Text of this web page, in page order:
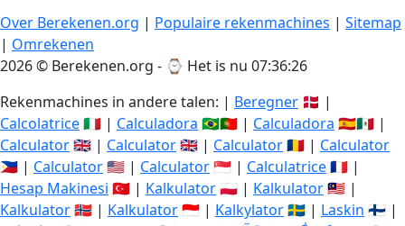
Over Berekenen.org | Populaire rekenmachines | Sitemap
| Omrekenen
2026 © Berekenen.org - ⌚ Het is nu 07:36:27
Rekenmachines in andere talen: | Beregner 🇩🇰 |
Calcolatrice🇮🇹 | Calculadora 🇧🇷🇵🇹 | Calculadora 🇪🇸🇲🇽 |
Calculator🇬🇧 | Calculator🇬🇧 | Calculator🇷🇴 | Calculator
🇵🇭 | Calculator🇺🇸 | Calculator🇸🇬 | Calculatrice🇫🇷 |
Hesap Makinesi 🇹🇷 | Kalkulator🇵🇱 | Kalkulator🇲🇾 |
Kalkulator🇳🇴 | Kalkulator🇮🇩 | Kalkylator🇸🇪 | Laskin 🇫🇮 |